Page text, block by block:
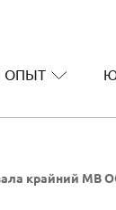
ОПЫТ
крайний МВ